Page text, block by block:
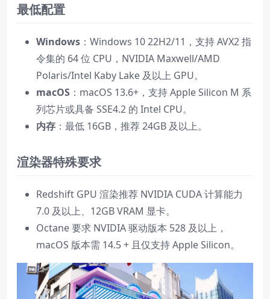
最低配置
Windows ：Windows 10 22H2/11，支持 AVX2 指
令集的 64 位 CPU，NVIDIA Maxwell/AMD
Polaris/Intel Kaby Lake 及以上 GPU。
macOS ：macOS 13.6+，支持 Apple Silicon M 系
列芯片或具备 SSE4.2 的 Intel CPU。
内存 ：最低 16GB，推荐 24GB 及以上。
渲染器特殊要求
Redshift GPU 渲染推荐 NVIDIA CUDA 计算能力
7.0 及以上、12GB VRAM 显卡。
Octane 要求 NVIDIA 驱动版本 528 及以上，
macOS 版本需 14.5 + 且仅支持 Apple Silicon。